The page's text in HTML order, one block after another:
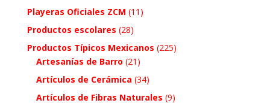
Playeras Oficiales ZCM (11)
Productos escolares (28)
Productos Típicos Mexicanos (225)
Artesanías de Barro (21)
Artículos de Cerámica (34)
Artículos de Fibras Naturales (9)